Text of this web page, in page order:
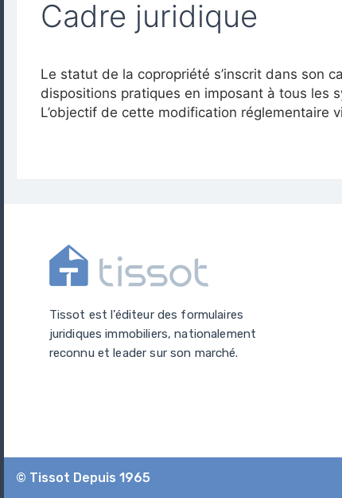
Cadre juridique
Le statut de la copropriété s’inscrit dans son
dispositions pratiques en imposant à tous les
L’objectif de cette modification réglementaire
Tissot est l’éditeur des formulaires
juridiques immobiliers, nationalement
reconnu et leader sur son marché.
© Tissot Depuis 1965